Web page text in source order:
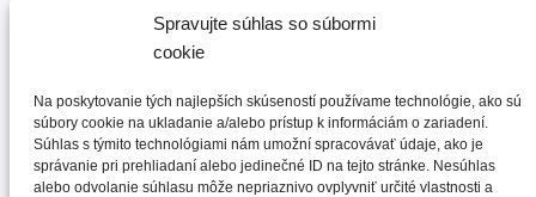
Spravujte súhlas so súbormi
cookie
Na poskytovanie tých najlepších skúseností používame technológie, ako sú
súbory cookie na ukladanie a/alebo prístup k informáciám o zariadení.
Súhlas s týmito technológiami nám umožní spracovávať údaje, ako je
správanie pri prehliadaní alebo jedinečné ID na tejto stránke. Nesúhlas
alebo odvolanie súhlasu môže nepriaznivo ovplyvniť určité vlastnosti a
DOMOV
Obchod
Expand
child
menu
Knihy